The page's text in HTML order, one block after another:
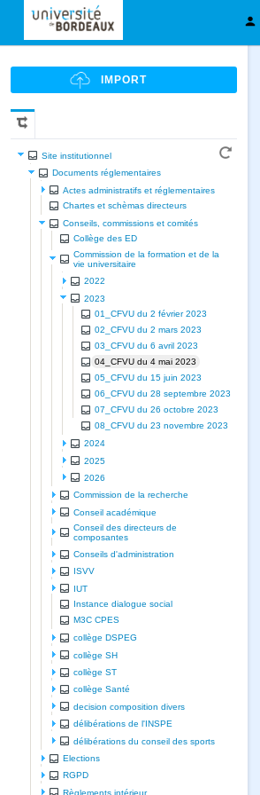
Site institutionnel
Documents réglementaires
Actes administratifs et réglementaires
Chartes et schèmas directeurs
Conseils, commissions et comités
Collège des ED
Commission de la formation et de la
vie universitaire
2022
2023
01_CFVU du 2 février 2023
02_CFVU du 2 mars 2023
03_CFVU du 6 avril 2023
04_CFVU du 4 mai 2023
05_CFVU du 15 juin 2023
06_CFVU du 28 septembre 2023
07_CFVU du 26 octobre 2023
08_CFVU du 23 novembre 2023
2024
2025
2026
Commission de la recherche
Conseil académique
Conseil des directeurs de
composantes
Conseils d'administration
ISVV
IUT
Instance dialogue social
M3C CPES
collège DSPEG
collège SH
collège ST
collège Santé
decision composition divers
délibérations de l'INSPE
délibérations du conseil des sports
Elections
RGPD
Règlements intérieur